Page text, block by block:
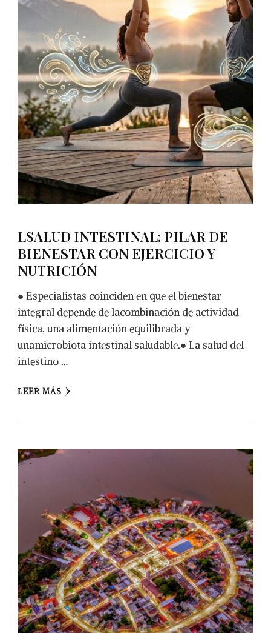
LSALUD INTESTINAL: PILAR DE
BIENESTAR CON EJERCICIO Y
NUTRICIÓN
● Especialistas coinciden en que el bienestar
integral depende de lacombinación de actividad
física, una alimentación equilibrada y
unamicrobiota intestinal saludable.● La salud del
intestino …
LEER MÁS